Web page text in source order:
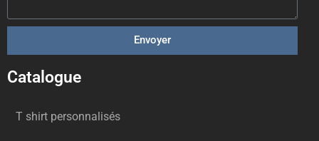
Envoyer
Catalogue
T shirt personnalisés